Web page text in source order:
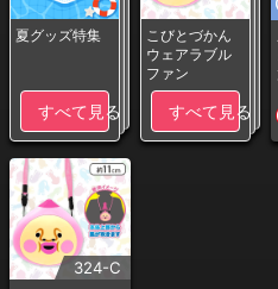
夏グッズ特集
すべて見る
こびとづかん
ウェアラブル
ファン
すべて見る
324-C